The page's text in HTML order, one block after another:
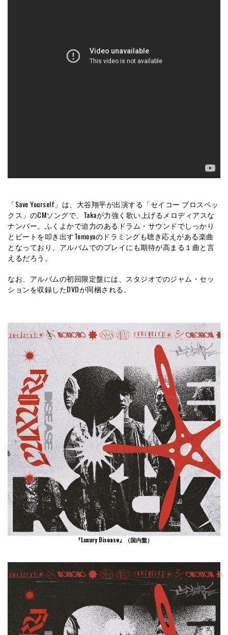
「Save Yourself」は、大谷翔平が出演する「セイコー プロスペッ
クス」のCMソングで、Takaが力強く歌い上げるメロディアスな
ナンバー。ふくよかで迫力のあるドラム・サウンドでしっかり
とビートを叩き出すTomoyaのドラミングも聴き応えがある楽曲
となっており、アルバムでのプレイにも期待が高まる１曲と言
えるだろう。
なお、アルバムの初回限定盤には、スタジオでのジャム・セッ
ションを収録したDVDが同梱される。
『Luxury Disease』 （国内盤）